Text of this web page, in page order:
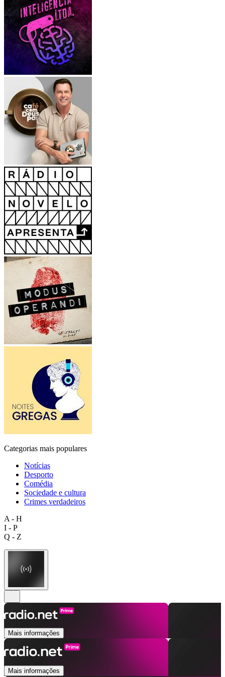
Categorias mais populares
Notícias
Desporto
Comédia
Sociedade e cultura
Crimes verdadeiros
A - H
I - P
Q - Z
Mais informações
Mais informações